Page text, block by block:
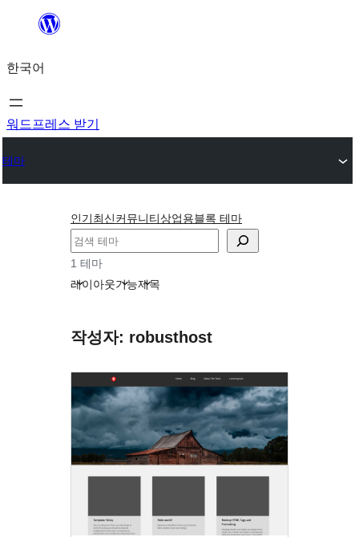
츠
로
바
가
한국어
워드프레스 받기
테마
인기최신커뮤니티상업용블록 테마
검
색
1 테마
레이아웃기능제목
작성자: robusthost